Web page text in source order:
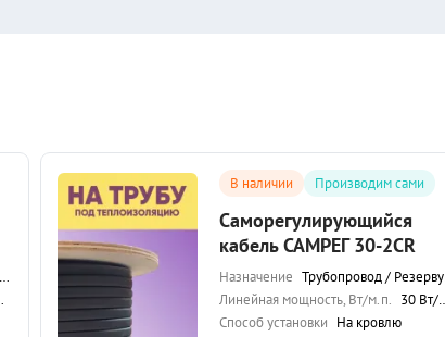
В наличии Производим сами
Саморегулирующийся
кабель САМРЕГ 30-2CR
Назначение Трубопровод / Резервуар / Кровля
Линейная мощность, Вт/м.п. 30 Вт/м.п.
Способ установки На кровлю